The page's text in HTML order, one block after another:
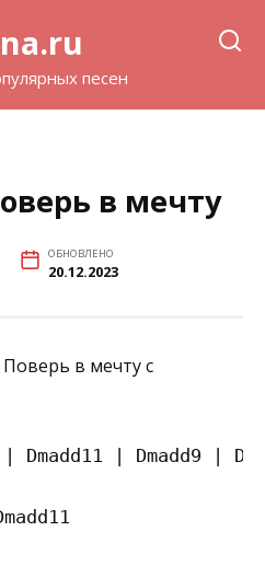
песен
в мечту
ОБНОВЛЕНО
20.12.2023
в мечту с
Dmadd11 | Dmadd9 |